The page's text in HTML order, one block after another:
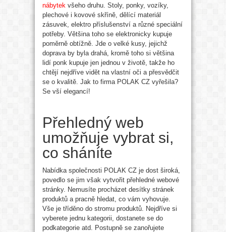
nábytek všeho druhu. Stoly, ponky, vozíky,
plechové i kovové skříně, dělící materiál
zásuvek, elektro příslušenství a různé speciální
potřeby. Většina toho se elektronicky kupuje
poměrně obtížně. Jde o velké kusy, jejichž
doprava by byla drahá, kromě toho si většina
lidí ponk kupuje jen jednou v životě, takže ho
chtějí nejdříve vidět na vlastní oči a přesvědčit
se o kvalitě. Jak to firma POLAK CZ vyřešila?
Se vší elegancí!
Přehledný web
umožňuje vybrat si,
co sháníte
Nabídka společnosti POLAK CZ je dost široká,
povedlo se jim však vytvořit přehledné webové
stránky. Nemusíte procházet desítky stránek
produktů a pracně hledat, co vám vyhovuje.
Vše je tříděno do stromu produktů. Nejdříve si
vyberete jednu kategorii, dostanete se do
podkategorie atd. Postupně se zanořujete